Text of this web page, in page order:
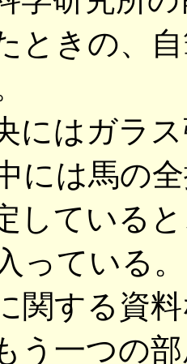
ときの、
にはガラ
には馬の
している
っている
関する資
う一つの